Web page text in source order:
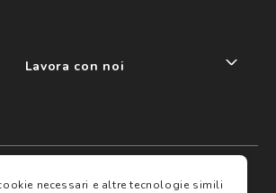
Lavora con noi
necessari e altre tecnologie simili